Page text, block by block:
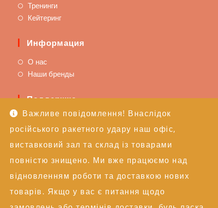
Важливе повідомлення! Внаслідок
російського ракетного удару наш офіс,
виставковий зал та склад із товарами
повністю знищено. Ми вже працюємо над
відновленням роботи та доставкою нових
товарів. Якщо у вас є питання щодо
Тренинги
Кейтеринг
Информация
О нас
Наши бренды
Поддержка
Доставка и оплата
Политика возврата
Техподдержка
+38 (050) 246-17-15
info@alexgroupe.com